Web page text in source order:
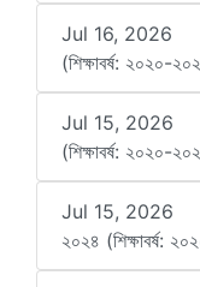
Jul 16, 2026
(শিক্ষাবর্ষ: ২০২০-
Jul 15, 2026
(শিক্ষাবর্ষ: ২০২০-
Jul 15, 2026
২০২৪ (শিক্ষাবর্ষ: